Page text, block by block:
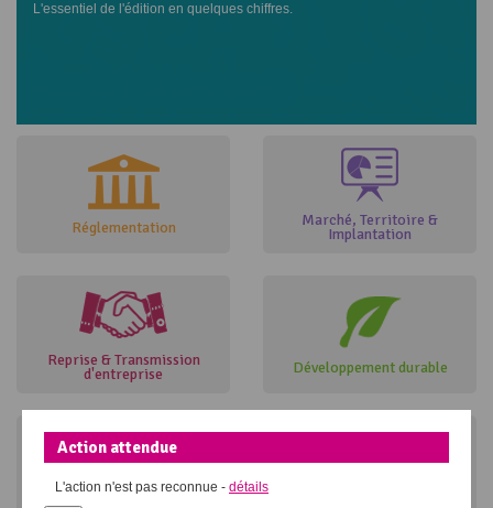
L'essentiel de l'édition en quelques chiffres.
Réglementation Marché, Territoire &
Implantation
Reprise & Transmission
d'entreprise Développement durable
Action attendue
L'action n'est pas reconnue - détails